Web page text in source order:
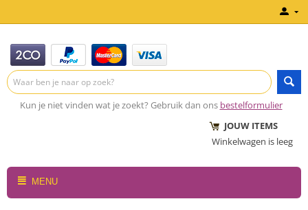
Kun je niet vinden wat je zoekt? Gebruik dan ons bestelformulier
JOUW ITEMS
Winkelwagen is leeg
MENU